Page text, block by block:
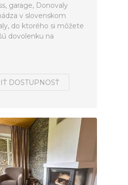
garage, Donovaly
v slovenskom
do ktorého si môžete
dovolenku na
DOSTUPNOSŤ